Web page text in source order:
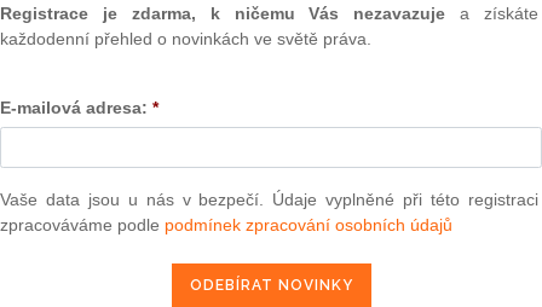
právní věci žalobce J. D., , zastoupeného JUDr. V. K.,
správkyni konkursní podstaty úpadkyně Č.b., akciové
R. K., advokátem, , o určení pravosti pohledávky,
sp. zn. 28 Cm 151/2002, o dovolání žalované proti
23. února 2006, č. j. 13 Cmo 177/2005-117, tak, že
23. února 2006, č. j. 13 Cmo 177/2005 117, se zrušuje a
řízení.
28 Cm 151/2002-91, Městský soud v Praze na základě
podstaty úpadkyně Č. b., akciové společnosti P. - v
Registrace je zdarma, k ničemu Vás nezavazuje a získáte
každodenní přehled o novinkách ve světě práva.
E-mailová adresa: *
Vaše data jsou u nás v bezpečí. Údaje vyplněné při této registraci
zpracováváme podle podmínek zpracování osobních údajů